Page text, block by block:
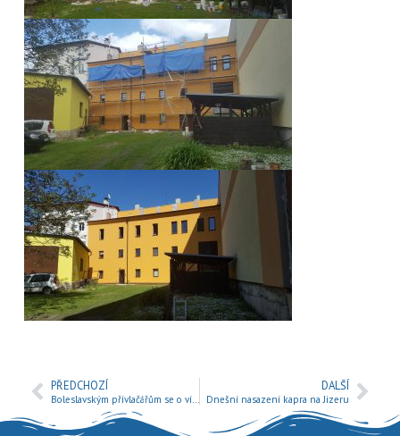
PŘEDCHOZÍ
Boleslavským přívlačářům se o víkendu dařilo
DALŠÍ
Dnešní nasazení kapra na Jizeru